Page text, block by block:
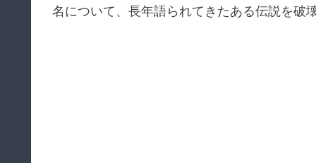
名について、長年語られてきたある伝説を破